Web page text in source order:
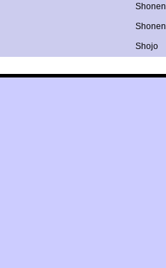
Shonen
Shonen
Shojo